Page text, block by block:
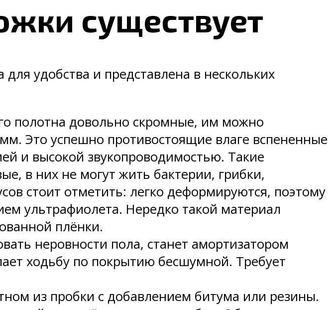
существует
удобства и представлена в нескольких
полотна довольно скромные, им можно
Это успешно противостоящие влаге вспененные
и высокой звукопроводимостью. Такие
в них не могут жить бактерии, грибки,
стоит отметить: легко деформируются, поэтому
ультрафиолета. Нередко такой материал
плёнки.
неровности пола, станет амортизатором
ходьбу по покрытию бесшумной. Требует
из пробки с добавлением битума или резины.